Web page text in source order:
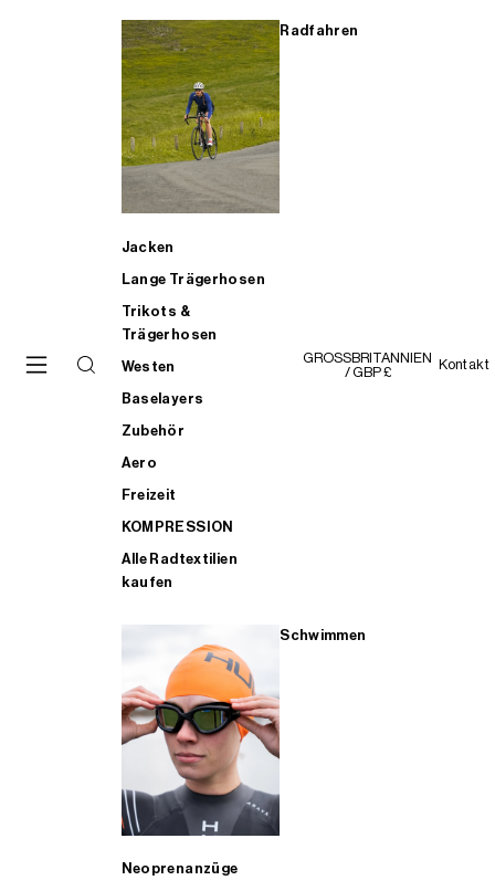
Radfahren
Jacken
Lange Trägerhosen
Trikots &
Trägerhosen
Westen
Baselayers
Zubehör
Aero
Freizeit
KOMPRESSION
Alle Radtextilien
kaufen
Schwimmen
Neoprenanzüge
GROSSBRITANNIEN
/ GBP £
Kontakt